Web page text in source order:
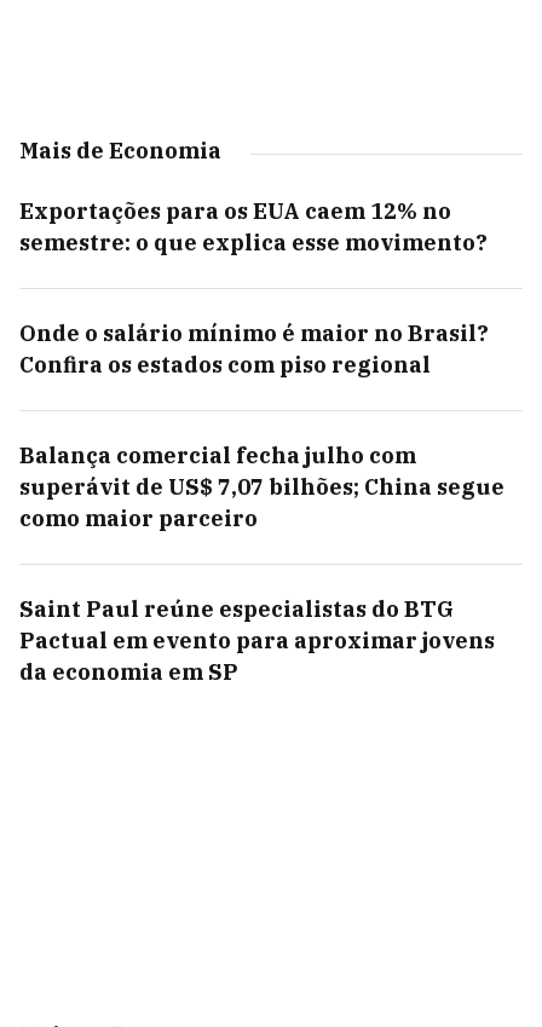
Mais de Economia
Exportações para os EUA caem 12% no
semestre: o que explica esse movimento?
Onde o salário mínimo é maior no Brasil?
Confira os estados com piso regional
Balança comercial fecha julho com
superávit de US$ 7,07 bilhões; China segue
como maior parceiro
Saint Paul reúne especialistas do BTG
Pactual em evento para aproximar jovens
da economia em SP